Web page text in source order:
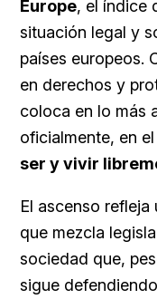
Europe, el índice
situación legal y
países europeos.
en derechos y
coloca en lo más
oficialmente, en
ser y vivir
El ascenso
que mezcla
sociedad que,
sigue